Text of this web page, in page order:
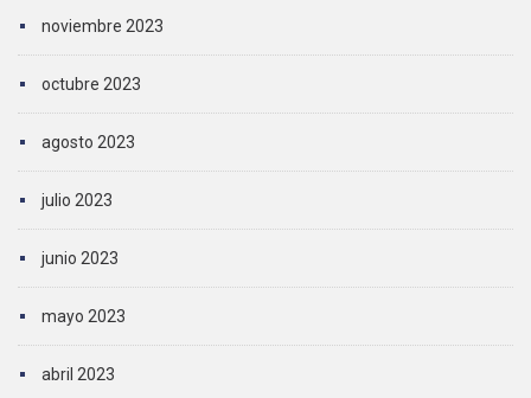
noviembre 2023
octubre 2023
agosto 2023
julio 2023
junio 2023
mayo 2023
abril 2023